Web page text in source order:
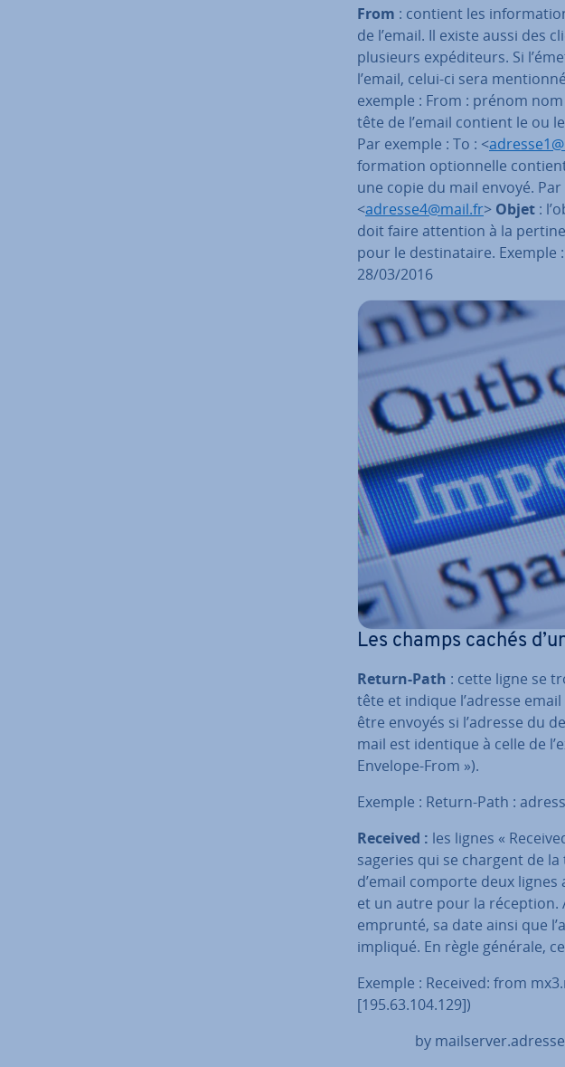
From : contient les
de l’email. Il existe aussi des
plusieurs ex­pé­di­teurs. Si
l’email, celui-ci sera
exemple : From : prénom
tête de l’email contient le ou
Par exemple : To : <
for­ma­tion op­tion­nelle
une copie du mail envoyé. Par
<adresse4@mail.fr> Objet :
doit faire attention à la
pour le des­ti­na­taire. Exemple
28/03/2016
Les champs cachés
Return-Path : cette ligne se
tête et indique l’adresse
être envoyés si l’adresse du
mail est identique à celle de
Envelope-From »).
Exemple : Return-Path :
Received : les lignes «
sa­ge­ries qui se chargent de
d’email comporte deux
et un autre pour la réception.
emprunté, sa date ainsi que
impliqué. En règle générale,
Exemple : Received: from
[195.63.104.129])
by